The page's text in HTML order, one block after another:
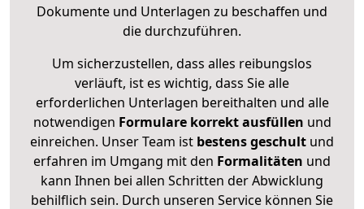
Dokumente und Unterlagen zu beschaffen und
die durchzuführen.
Um sicherzustellen, dass alles reibungslos
verläuft, ist es wichtig, dass Sie alle
erforderlichen Unterlagen bereithalten und alle
notwendigen Formulare korrekt ausfüllen und
einreichen. Unser Team ist bestens geschult und
erfahren im Umgang mit den Formalitäten und
kann Ihnen bei allen Schritten der Abwicklung
behilflich sein. Durch unseren Service können Sie